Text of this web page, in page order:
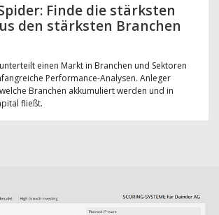
Finde die stärksten
den stärksten Branchen
einen Markt in Branchen und Sektoren
Performance-Analysen. Anleger
Branchen akkumuliert werden und in
fließt.